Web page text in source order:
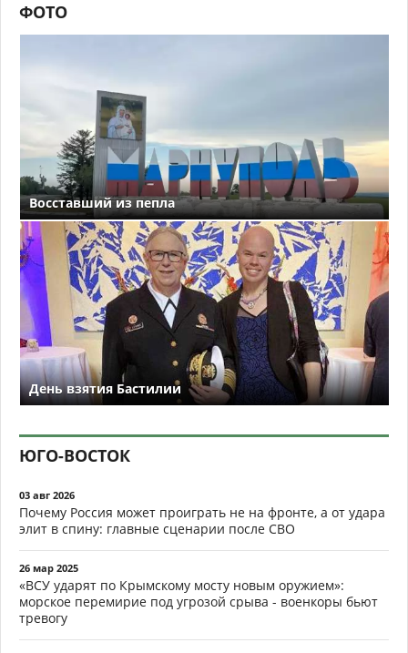
ФОТО
Восставший из пепла
День взятия Бастилии
ЮГО-ВОСТОК
03 авг 2026
Почему Россия может проиграть не на фронте, а от удара
элит в спину: главные сценарии после СВО
26 мар 2025
«ВСУ ударят по Крымскому мосту новым оружием»:
морское перемирие под угрозой срыва - военкоры бьют
тревогу